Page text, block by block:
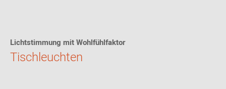
Lichtstimmung mit Wohlfühlfaktor
Tischleuchten